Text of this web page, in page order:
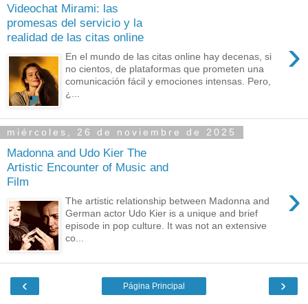
Videochat Mirami: las
promesas del servicio y la
realidad de las citas online
›
En el mundo de las citas online hay decenas, si
no cientos, de plataformas que prometen una
comunicación fácil y emociones intensas. Pero,
¿...
miércoles, 26 de noviembre de 2025
Madonna and Udo Kier The
Artistic Encounter of Music and
Film
›
The artistic relationship between Madonna and
German actor Udo Kier is a unique and brief
episode in pop culture. It was not an extensive
co...
‹ ›
Página Principal